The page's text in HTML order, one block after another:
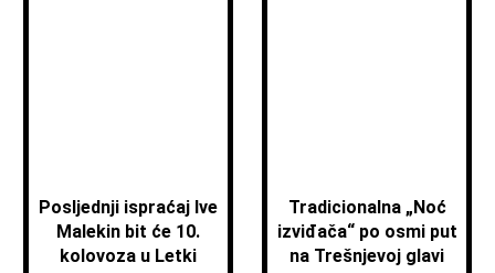
Posljednji ispraćaj Ive
Malekin bit će 10.
kolovoza u Letki
Tradicionalna „Noć
izviđača“ po osmi put
na Trešnjevoj glavi